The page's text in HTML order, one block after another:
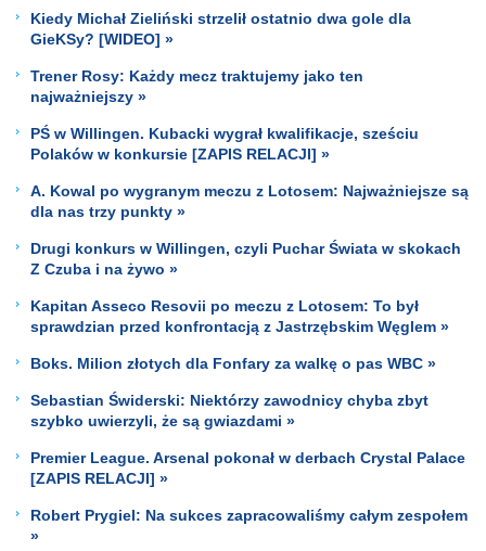
Kiedy Michał Zieliński strzelił ostatnio dwa gole dla
GieKSy? [WIDEO] »
Trener Rosy: Każdy mecz traktujemy jako ten
najważniejszy »
PŚ w Willingen. Kubacki wygrał kwalifikacje, sześciu
Polaków w konkursie [ZAPIS RELACJI] »
A. Kowal po wygranym meczu z Lotosem: Najważniejsze są
dla nas trzy punkty »
Drugi konkurs w Willingen, czyli Puchar Świata w skokach
Z Czuba i na żywo »
Kapitan Asseco Resovii po meczu z Lotosem: To był
sprawdzian przed konfrontacją z Jastrzębskim Węglem »
Boks. Milion złotych dla Fonfary za walkę o pas WBC »
Sebastian Świderski: Niektórzy zawodnicy chyba zbyt
szybko uwierzyli, że są gwiazdami »
Premier League. Arsenal pokonał w derbach Crystal Palace
[ZAPIS RELACJI] »
Robert Prygiel: Na sukces zapracowaliśmy całym zespołem
»